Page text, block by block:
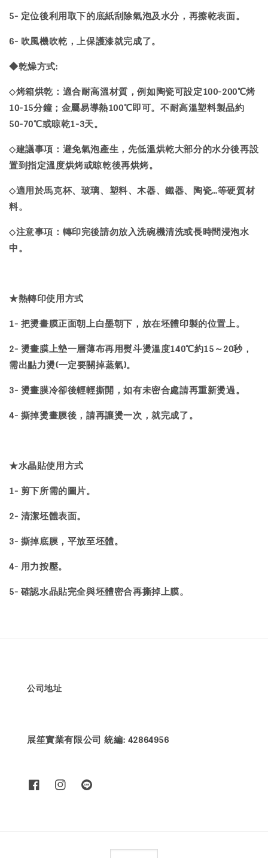
5- 定位後利用取下的底紙刮除氣泡及水分，再擦乾表面。
6- 吹風機吹乾，上保護漆就完成了。
◆乾燥方式:
◇烤箱烘乾：適合耐高溫材質，例如陶瓷可設定100-200℃烤
10-15分鐘；金屬易導熱100℃即可。不耐高溫塑料製品約
50-70℃或晾乾1-3天。
◇建議事項：避免氣泡產生，先低溫烘乾大部分的水分後再設
置到指定溫度烘烤或晾乾後再烘烤。
◇適用於馬克杯、玻璃、塑料、木器、鐵器、陶瓷…等硬質材
料。
◇注意事項：轉印完後請勿放入洗碗機清洗或長時間浸泡水
中。
★熱轉印使用方式
1- 把燙畫膜正面朝上白墨朝下，放在坯體印製的位置上。
2- 燙畫膜上墊一層薄布再用熨斗燙溫度140℃約15～20秒，
需出點力燙(一定要關掉蒸氣)。
3- 燙畫膜冷卻後輕輕撕開，如有未密合處請再重新燙過。
4- 撕掉燙畫膜後，請再讓燙一次，就完成了。
★水晶貼使用方式
1- 剪下所需的圖片。
2- 清潔坯體表面。
3- 撕掉底膜，平放至坯體。
4- 用力按壓。
5- 確認水晶貼完全與坯體密合再撕掉上膜。
公司地址
展笙實業有限公司 統編: 42864956